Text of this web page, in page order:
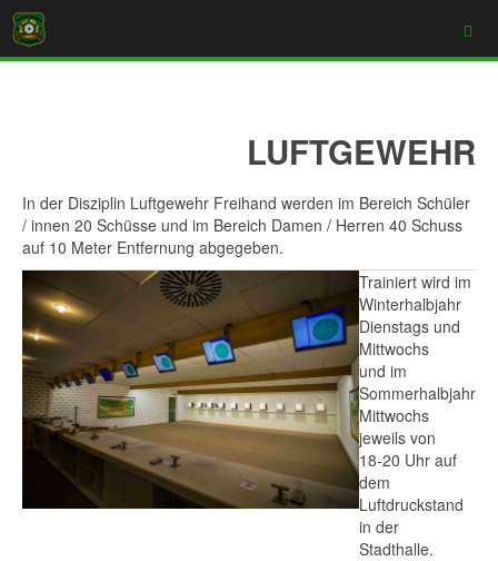
LUFTGEWEHR
In der Disziplin Luftgewehr Freihand werden im Bereich Schüler
/ innen 20 Schüsse und im Bereich Damen / Herren 40 Schuss
auf 10 Meter Entfernung abgegeben.
Trainiert wird im
Winterhalbjahr
Dienstags und
Mittwochs
und im
Sommerhalbjahr
Mittwochs
jeweils von
18-20 Uhr auf
dem
Luftdruckstand
in der
Stadthalle.